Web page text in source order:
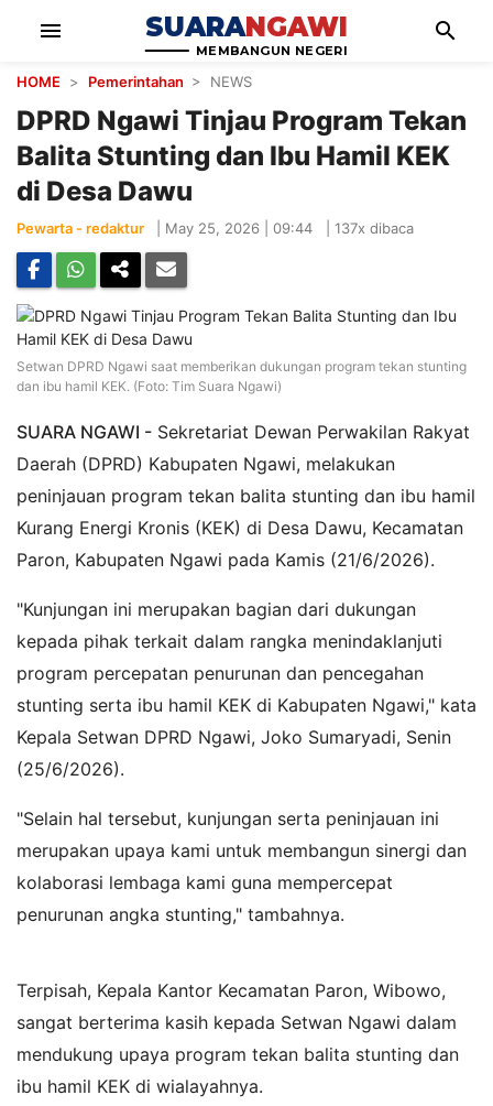
menu SUARANGAWI
MEMBANGUN NEGERI
search
HOME > Pemerintahan > NEWS
DPRD Ngawi Tinjau Program Tekan
Balita Stunting dan Ibu Hamil KEK
di Desa Dawu
Pewarta - redaktur May 25, 2026 | 09:44 137x dibaca
Setwan DPRD Ngawi saat memberikan dukungan program tekan stunting
dan ibu hamil KEK. (Foto: Tim Suara Ngawi)
SUARA NGAWI - Sekretariat Dewan Perwakilan Rakyat
Daerah (DPRD) Kabupaten Ngawi, melakukan
peninjauan program tekan balita stunting dan ibu hamil
Kurang Energi Kronis (KEK) di Desa Dawu, Kecamatan
Paron, Kabupaten Ngawi pada Kamis (21/6/2026).
"Kunjungan ini merupakan bagian dari dukungan
kepada pihak terkait dalam rangka menindaklanjuti
program percepatan penurunan dan pencegahan
stunting serta ibu hamil KEK di Kabupaten Ngawi," kata
Kepala Setwan DPRD Ngawi, Joko Sumaryadi, Senin
(25/6/2026).
"Selain hal tersebut, kunjungan serta peninjauan ini
merupakan upaya kami untuk membangun sinergi dan
kolaborasi lembaga kami guna mempercepat
penurunan angka stunting," tambahnya.
Terpisah, Kepala Kantor Kecamatan Paron, Wibowo,
sangat berterima kasih kepada Setwan Ngawi dalam
mendukung upaya program tekan balita stunting dan
ibu hamil KEK di wialayahnya.